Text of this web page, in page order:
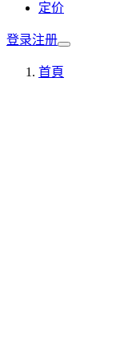
定价
登录注册
首頁